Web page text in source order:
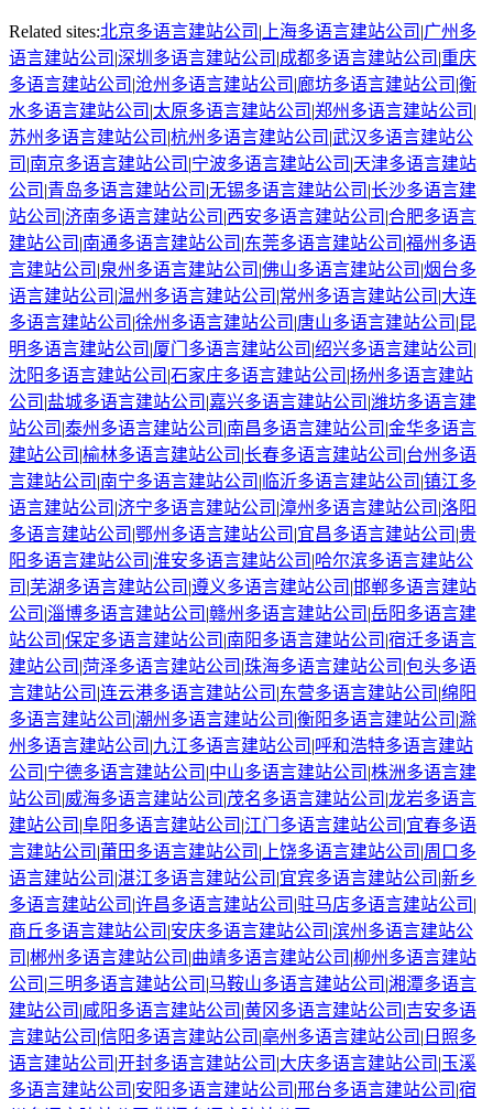
Related sites:北京多语言建站公司 | 上海多语言建站公司 |广州 多
语言建站公司 |深圳 多语言建站公司 |成都多语言建站公司 |重庆
多语言建站公司 |沧州 多语言建站公司 |廊坊多语言建站公司 |衡
水多语言建站公司 |太原多语言建站公司 |郑州 多语言建站公司 |
苏州 多语言建站公司 |杭州 多语言建站公司 |武汉多语言建站公
司 |南京多语言建站公司 |宁波多语言建站公司 |天津多语言建站
公司 |青岛多语言建站公司 |无锡多语言建站公司 |长沙多语言建
站公司 |济南多语言建站公司 |西安多语言建站公司 |合肥多语言
建站公司 |南通多语言建站公司 |东莞多语言建站公司 |福州 多语
言建站公司 |泉州 多语言建站公司 |佛山多语言建站公司 |烟台多
语言建站公司 |温州 多语言建站公司 |常州 多语言建站公司 |大连
多语言建站公司 |徐州 多语言建站公司 |唐山多语言建站公司 |昆
明多语言建站公司 |厦门 多语言建站公司 |绍兴多语言建站公司 |
沈阳多语言建站公司 |石家庄多语言建站公司 |扬州 多语言建站
公司 |盐城多语言建站公司 |嘉兴多语言建站公司 |潍坊多语言建
站公司 |泰州 多语言建站公司 |南昌多语言建站公司 |金华多语言
建站公司 |榆林多语言建站公司 |长春多语言建站公司 |台州 多语
言建站公司 |南宁多语言建站公司 | 临沂多语言建站公司 |镇江多
语言建站公司 |济宁多语言建站公司 |漳州 多语言建站公司 |洛阳
多语言建站公司 |鄂州 多语言建站公司 |宜昌多语言建站公司 |贵
阳多语言建站公司 |淮安多语言建站公司 |哈尔滨多语言建站公
司 |芜湖多语言建站公司 |遵义多语言建站公司 |邯郸多语言建站
公司 |淄博多语言建站公司 |赣州 多语言建站公司 |岳阳多语言建
站公司 |保定多语言建站公司 |南阳多语言建站公司 |宿迁多语言
建站公司 |菏泽多语言建站公司 |珠海多语言建站公司 |包头多语
言建站公司 |连云港多语言建站公司 |东营多语言建站公司 |绵阳
多语言建站公司 |潮州 多语言建站公司 |衡阳多语言建站公司 |滁
州 多语言建站公司 |九江多语言建站公司 |呼和浩特多语言建站
公司 |宁德多语言建站公司 |中山多语言建站公司 |株洲多语言建
站公司 |威海多语言建站公司 |茂名多语言建站公司 |龙岩多语言
建站公司 |阜阳多语言建站公司 |江门 多语言建站公司 |宜春多语
言建站公司 |莆田多语言建站公司 | 上饶多语言建站公司 |周口 多
语言建站公司 |湛江多语言建站公司 |宜宾多语言建站公司 |新乡
多语言建站公司 |许昌多语言建站公司 |驻马店多语言建站公司 |
商丘多语言建站公司 |安庆多语言建站公司 |滨州 多语言建站公
司 |郴州 多语言建站公司 |曲靖多语言建站公司 |柳州 多语言建站
公司 |三明多语言建站公司 |马鞍山多语言建站公司 |湘潭多语言
建站公司 |咸阳多语言建站公司 |黄冈 多语言建站公司 |吉安多语
言建站公司 |信阳多语言建站公司 |亳州 多语言建站公司 | 日照多
语言建站公司 |开封多语言建站公司 |大庆多语言建站公司 |玉溪
多语言建站公司 |安阳多语言建站公司 |邢台多语言建站公司 |宿